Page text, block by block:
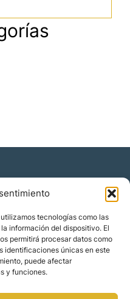
tecnologías como las
información del dispositivo. El
permitirá procesar datos como
identificaciones únicas en este
puede afectar
y funciones.
nosotros